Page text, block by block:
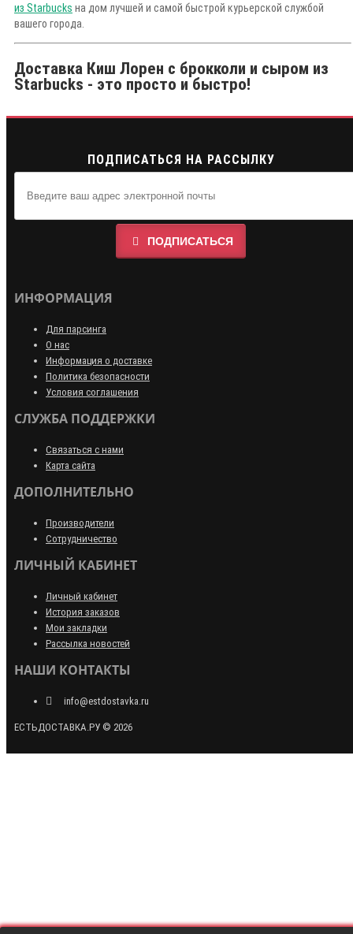
из Starbucks на дом лучшей и самой быстрой курьерской службой
вашего города.
Доставка Киш Лорен с брокколи и сыром из
Starbucks - это просто и быстро!
ПОДПИСАТЬСЯ НА РАССЫЛКУ
ПОДПИСАТЬСЯ
ИНФОРМАЦИЯ
Для парсинга
О нас
Информация о доставке
Политика безопасности
Условия соглашения
СЛУЖБА ПОДДЕРЖКИ
Связаться с нами
Карта сайта
ДОПОЛНИТЕЛЬНО
Производители
Сотрудничество
ЛИЧНЫЙ КАБИНЕТ
Личный кабинет
История заказов
Мои закладки
Рассылка новостей
НАШИ КОНТАКТЫ
info@estdostavka.ru
ЕСТЬДОСТАВКА.РУ © 2026